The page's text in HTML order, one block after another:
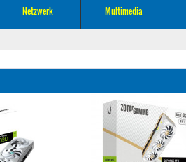
Netzwerk Multimedia